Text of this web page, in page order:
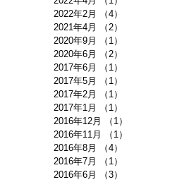
2022年2月
（4）
2021年4月
（2）
2020年9月
（1）
2020年6月
（2）
2017年6月
（1）
2017年5月
（1）
2017年2月
（1）
2017年1月
（1）
2016年12月
（1）
2016年11月
（1）
2016年8月
（4）
2016年7月
（1）
2016年6月
（3）